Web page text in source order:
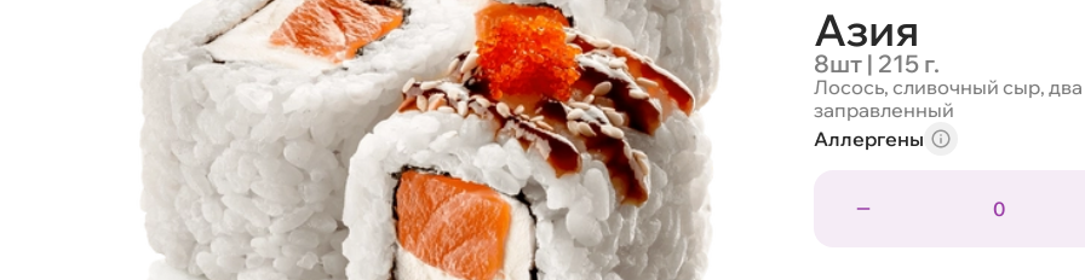
Азия
8шт | 215 г.
Лосось, сливочный сыр,
заправленный
Аллергены
0